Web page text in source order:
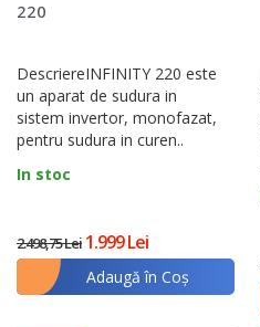
220
DescriereINFINITY 220 este
un aparat de sudura in
sistem invertor, monofazat,
pentru sudura in curen..
In stoc
2.498,75 Lei 1.999 Lei
Adaugă în Coş